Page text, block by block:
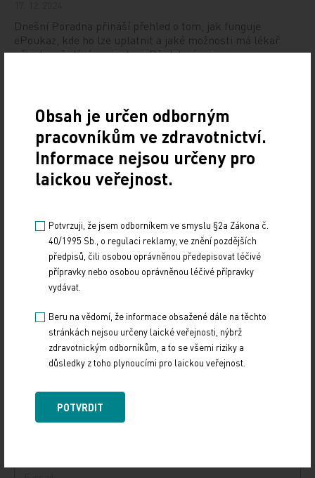
Dnešní Poradna přináší přehled o tom, jak funguje
ePoukaz, kde ho lze uplatnit a jaké možnosti má lékař
při jeho předání pacientovi. Představí mimo…
13. 12. 2024
Národní ústav duševního zdraví (NUDZ) připravil kurs
pro rodiče dětí s úzkostmi. Účast nabízí zdarma ve 14
městech České republiky v rámci testovací…
12. 12. 2024
Vláda na svém zasedání ve středu 11. prosince schválila
důležitý dokument, Národní kardiovaskulární plán. Ten
definuje potřebné změny v oblasti…
PŘIHLASTE SE K ODBĚRU NOVINEK.
ze světa medicíny a
zdravotnictví.
Obsah je určen odborným
pracovníkům ve zdravotnictví.
Informace nejsou určeny pro
laickou veřejnost.
Potvrzuji, že jsem odborníkem ve smyslu §2a Zákona č.
40/1995 Sb., o regulaci reklamy, ve znění pozdějších
předpisů, čili osobou oprávněnou předepisovat léčivé
přípravky nebo osobou oprávněnou léčivé přípravky
vydávat.
Beru na vědomí, že informace obsažené dále na těchto
stránkách nejsou určeny laické veřejnosti, nýbrž
zdravotnickým odborníkům, a to se všemi riziky a
důsledky z toho plynoucími pro laickou veřejnost.
POTVRDIT